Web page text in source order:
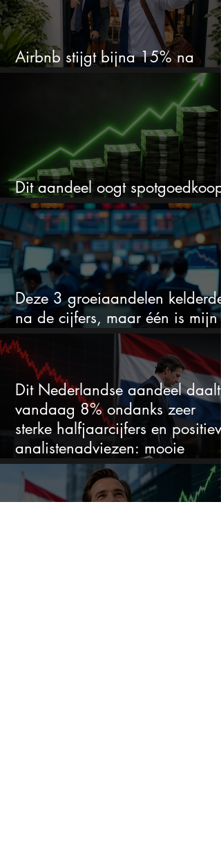
Airbnb stijgt bijna 15% na
cijfers: vooral dit AI-cijfer valt op
Dit aandeel oogt spotgoedkoop
voor hoeveel het kan stijgen
Deze 3 groeiaandelen
na de cijfers, maar één is mijn
duidelijke favoriet
Dit Nederlandse aandeel daalt
vandaag 8% ondanks zeer
sterke halfjaarcijfers en positieve
analistenadviezen: mooie
koopkans?